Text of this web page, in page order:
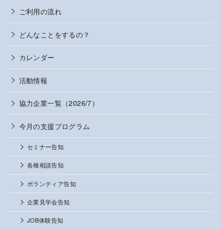
ご利用の流れ
どんなことをするの？
カレンダー
活動情報
協力企業一覧（2026/7）
今月の支援プログラム
セミナー告知
各種相談告知
ボランティア告知
企業見学会告知
JOB体験告知